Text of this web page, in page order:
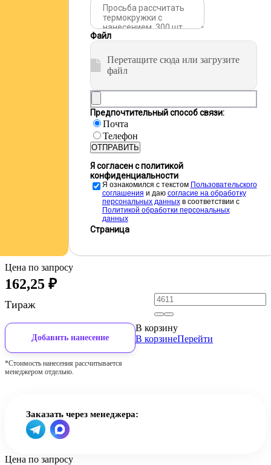
Файл
Перетащите сюда или загрузите
файл
Предпочтительный способ связи:
Почта
Телефон
ОТПРАВИТЬ
Я согласен с политикой
конфиденциальности
Я ознакомился с текстом Пользовательского
соглашения и даю cогласие на обработку
персональных данныхв соответствии с
Политикой обработки персональных
данных
Страница
Цена по запросу
162,25 ₽
Тираж
Добавить нанесение
*Стоимость нанесения рассчитывается
менеджером отдельно.
В корзину
В корзинеПерейти
Заказать через менеджера:
Цена по запросу